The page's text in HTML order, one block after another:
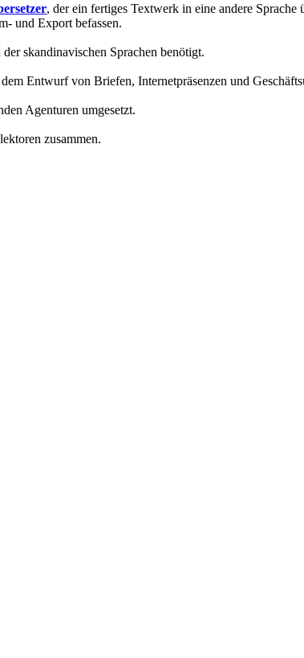
, der ein fertiges Textwerk in eine andere Sprache
und Export befassen.
skandinavischen Sprachen benötigt.
Entwurf von Briefen, Internetpräsenzen und
Agenturen umgesetzt.
zusammen.